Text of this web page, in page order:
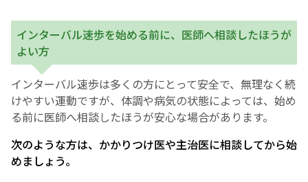
インターバル速歩を始める前に、医師へ相談したほうが
よい方
インターバル速歩は多くの方にとって安全で、無理なく続
けやすい運動ですが、体調や病気の状態によっては、始め
る前に医師へ相談したほうが安心な場合があります。
次のような方は、かかりつけ医や主治医に相談してから始
めましょう。